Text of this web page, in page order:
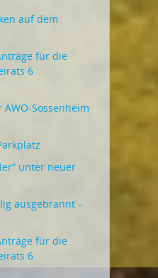
auf dem
für die
6
Sossenheim
unter neuer
ausgebrannt –
für die
6